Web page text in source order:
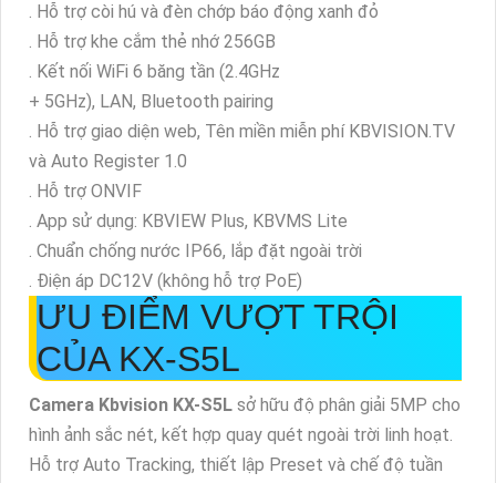
. Hỗ trợ còi hú và đèn chớp báo động xanh đỏ
. Hỗ trợ khe cắm thẻ nhớ 256GB
. Kết nối WiFi 6 băng tần (2.4GHz
+ 5GHz), LAN, Bluetooth pairing
. Hỗ trợ giao diện web, Tên miền miễn phí KBVISION.TV
và Auto Register 1.0
. Hỗ trợ ONVIF
. App sử dụng: KBVIEW Plus, KBVMS Lite
. Chuẩn chống nước IP66, lắp đặt ngoài trời
. Điện áp DC12V (không hỗ trợ PoE)
ƯU ĐIỂM VƯỢT TRỘI
CỦA KX-S5L
Camera Kbvision KX-S5L sở hữu độ phân giải 5MP cho
hình ảnh sắc nét, kết hợp quay quét ngoài trời linh hoạt.
Hỗ trợ Auto Tracking, thiết lập Preset và chế độ tuần